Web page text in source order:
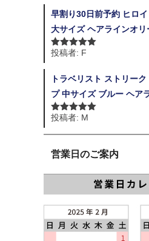
早割り30日前予約 ヒロ
大サイズ ヘアラインオリ
5段階中 5の
投稿者: F
トラベリスト ストリー
プ 中サイズ ブルー ヘア
5段階中 5の
投稿者: M
営業日のご案内